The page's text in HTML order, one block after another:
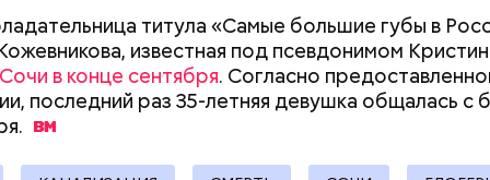
титула «Самые большие губы в
известная под псевдонимом
в конце сентября. Согласно
последний раз 35-летняя девушка общалась с
Как поменять батареи дома и
не получить штраф
Как получить до